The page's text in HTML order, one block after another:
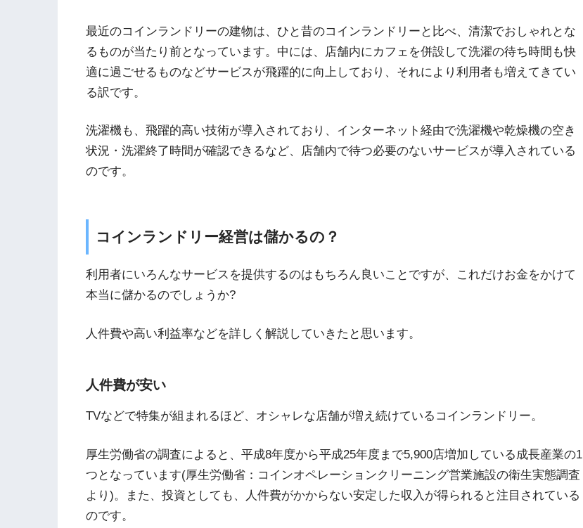
最近のコインランドリーの建物は、ひと昔のコインランドリーと比べ、清潔でおしゃれとな
るものが当たり前となっています。中には、店舗内にカフェを併設して洗濯の待ち時間も快
適に過ごせるものなどサービスが飛躍的に向上しており、それにより利用者も増えてきてい
る訳です。
洗濯機も、飛躍的高い技術が導入されており、インターネット経由で洗濯機や乾燥機の空き
状況・洗濯終了時間が確認できるなど、店舗内で待つ必要のないサービスが導入されている
のです。
コインランドリー経営は儲かるの？
利用者にいろんなサービスを提供するのはもちろん良いことですが、これだけお金をかけて
本当に儲かるのでしょうか?
人件費や高い利益率などを詳しく解説していきたと思います。
人件費が安い
TVなどで特集が組まれるほど、オシャレな店舗が増え続けているコインランドリー。
厚生労働省の調査によると、平成8年度から平成25年度まで5,900店増加している成長産業の1
つとなっています(厚生労働省：コインオペレーションクリーニング営業施設の衛生実態調査
より)。また、投資としても、人件費がかからない安定した収入が得られると注目されている
のです。